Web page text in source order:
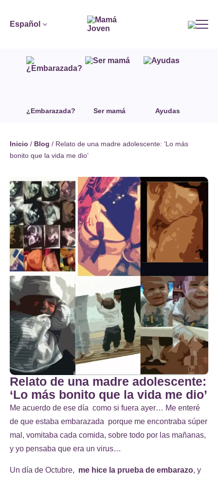
Español
¿Embarazada? Ser mamá Ayudas
Inicio / Blog / Relato de una madre adolescente: ‘Lo más
bonito que la vida me dio’
Relato de una madre adolescente:
‘Lo más bonito que la vida me dio’
Me acuerdo de ese día como si fuera ayer… Me enteré
de que estaba embarazada porque me encontraba súper
mal, vomitaba cada comida, sobre todo por las mañanas,
y yo pensaba que era un virus…
Un día de Octubre, me hice la prueba de embarazo, y